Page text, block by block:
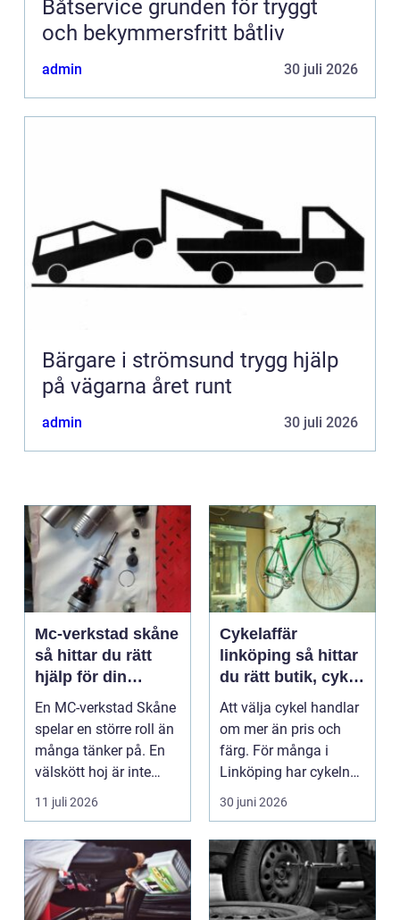
Båtservice grunden för tryggt
och bekymmersfritt båtliv
admin 30 juli 2026
Bärgare i strömsund trygg hjälp
på vägarna året runt
admin 30 juli 2026
Mc-verkstad skåne
så hittar du rätt
hjälp för din
motorcykel
En MC-verkstad Skåne
spelar en större roll än
många tänker på. En
välskött hoj är inte
bara en fråga...
11 juli 2026
Cykelaffär
linköping så hittar
du rätt butik, cykel
och service
Att välja cykel handlar
om mer än pris och
färg. För många i
Linköping har cykeln
blivit en viktig d...
30 juni 2026